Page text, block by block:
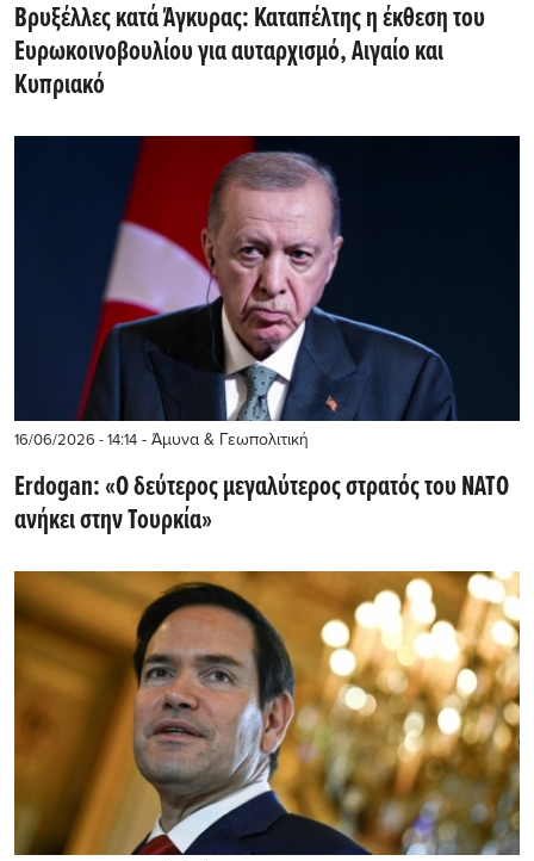
Βρυξέλλες κατά Άγκυρας: Καταπέλτης η έκθεση του
Ευρωκοινοβουλίου για αυταρχισμό, Αιγαίο και
Κυπριακό
16/06/2026 - 14:14 - Άμυνα & Γεωπολιτική
Erdogan: «Ο δεύτερος μεγαλύτερος στρατός του ΝΑΤΟ
ανήκει στην Τουρκία»